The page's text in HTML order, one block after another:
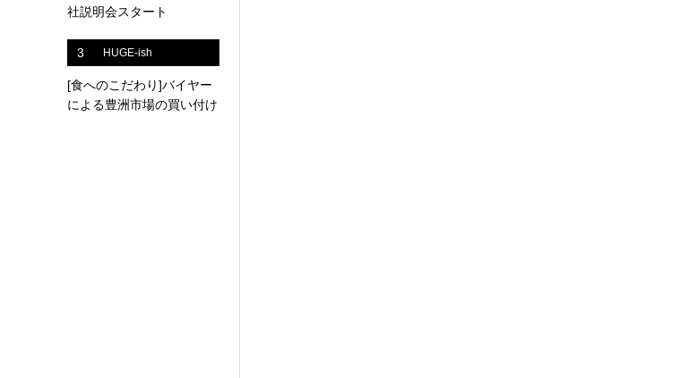
社説明会スタート
3 HUGE-ish
[食へのこだわり]バイヤー
による豊洲市場の買い付け